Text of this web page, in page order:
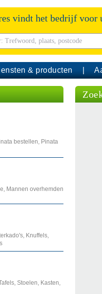
vindt het bedrijf voor
& producten
bestellen, Pinata
Mannen overhemden
Knuffels,
Stoelen, Kasten,